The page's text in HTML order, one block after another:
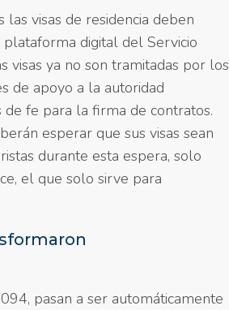
visas de residencia deben
digital del Servicio
visas ya no son tramitadas por los
de apoyo a la autoridad
fe para la firma de contratos.
esperar que sus visas sean
durante esta espera, solo
el que solo sirve para
pasan a ser automáticamente